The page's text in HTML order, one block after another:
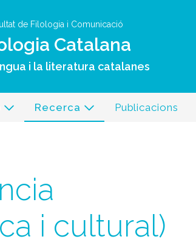
de Filologia i Comunicació
Catalana
i la literatura catalanes
Recerca Publicacions
i cultural)